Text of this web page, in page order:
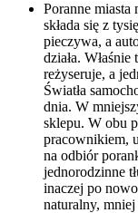
Poranne miasta
składa się z
pieczywa, a
działa.
reżyseruje, a
Światła
dnia. W
sklepu. W obu
pracownikiem,
na odbiór
jednorodzinne
inaczej po
naturalny,